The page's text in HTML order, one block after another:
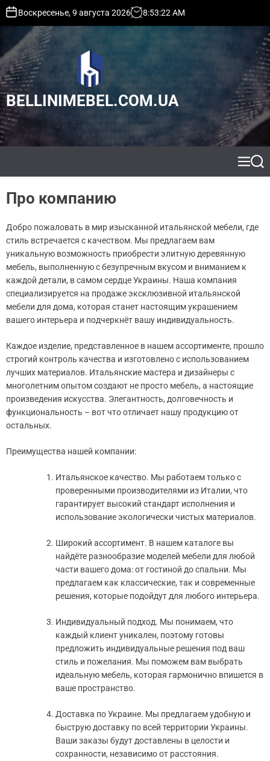
t
o
c
o
n
t
e
Воскресенье, 9 августа 2026 8:53:23 AM
BELLINIMEBEL.COM.UA
M
e
S
e
Про компанию
Добро пожаловать в мир изысканной итальянской мебели, где
стиль встречается с качеством. Мы предлагаем вам
уникальную возможность приобрести элитную деревянную
мебель, выполненную с безупречным вкусом и вниманием к
каждой детали, в самом сердце Украины. Наша компания
специализируется на продаже эксклюзивной итальянской
мебели для дома, которая станет настоящим украшением
вашего интерьера и подчеркнёт вашу индивидуальность.
Каждое изделие, представленное в нашем ассортименте, прошло
строгий контроль качества и изготовлено с использованием
лучших материалов. Итальянские мастера и дизайнеры с
многолетним опытом создают не просто мебель, а настоящие
произведения искусства. Элегантность, долговечность и
функциональность – вот что отличает нашу продукцию от
остальных.
Преимущества нашей компании:
Итальянское качество. Мы работаем только с
проверенными производителями из Италии, что
гарантирует высокий стандарт исполнения и
использование экологически чистых материалов.
Широкий ассортимент. В нашем каталоге вы
найдёте разнообразие моделей мебели для любой
части вашего дома: от гостиной до спальни. Мы
предлагаем как классические, так и современные
решения, которые подойдут для любого интерьера.
Индивидуальный подход. Мы понимаем, что
каждый клиент уникален, поэтому готовы
предложить индивидуальные решения под ваш
стиль и пожелания. Мы поможем вам выбрать
идеальную мебель, которая гармонично впишется в
ваше пространство.
Доставка по Украине. Мы предлагаем удобную и
быструю доставку по всей территории Украины.
Ваши заказы будут доставлены в целости и
сохранности, независимо от расстояния.